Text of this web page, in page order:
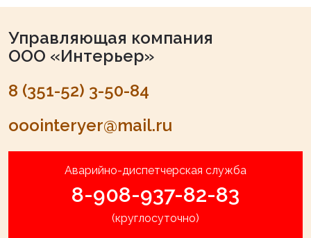
Управляющая компания
ООО «Интерьер»
8 (351-52) 3-50-84
ooointeryer@mail.ru
Аварийно-диспетчерская служба
8-908-937-82-83
(круглосуточно)